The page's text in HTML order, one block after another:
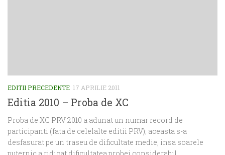
EDITII PRECEDENTE 17 APRILIE 2011
Editia 2010 – Proba de XC
Proba de XC PRV 2010 a adunat un numar record de
participanti (fata de celelalte editii PRV); aceasta s-a
desfasurat pe un traseu de dificultate medie, insa soarele
puternic a ridicat dificultatea probei considerabil....